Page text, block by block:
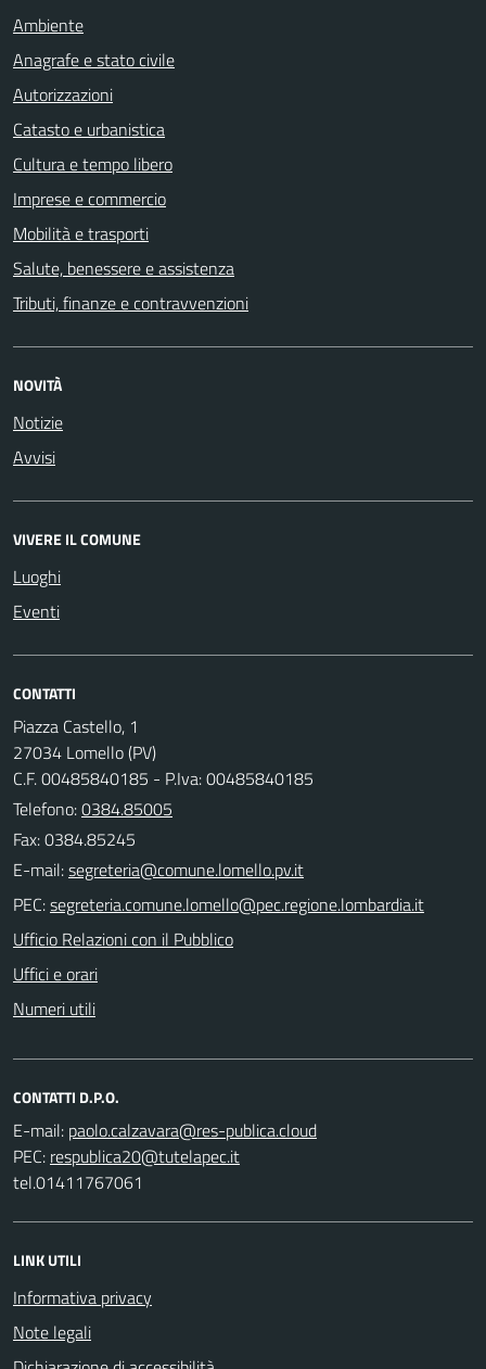
Ambiente
Anagrafe e stato civile
Autorizzazioni
Catasto e urbanistica
Cultura e tempo libero
Imprese e commercio
Mobilità e trasporti
Salute, benessere e assistenza
Tributi, finanze e contravvenzioni
NOVITÀ
Notizie
Avvisi
VIVERE IL COMUNE
Luoghi
Eventi
CONTATTI
Piazza Castello, 1
27034 Lomello (PV)
C.F. 00485840185 - P.Iva: 00485840185
Telefono:0384.85005
Fax: 0384.85245
E-mail:
PEC:
Ufficio Relazioni con il Pubblico
Uffici e orari
Numeri utili
CONTATTI D.P.O.
E-mail:
PEC:
tel.01411767061
LINK UTILI
Informativa privacy
Note legali